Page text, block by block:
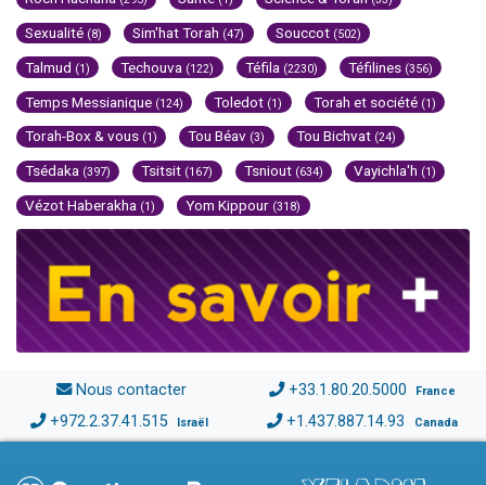
Sexualité (8) Sim'hat Torah (47) Souccot (502)
Talmud (1) Techouva (122) Téfila (2230) Téfilines (356)
Temps Messianique (124) Toledot (1) Torah et société (1)
Torah-Box & vous (1) Tou Béav (3) Tou Bichvat (24)
Tsédaka (397) Tsitsit (167) Tsniout (634) Vayichla'h (1)
Vézot Haberakha (1) Yom Kippour (318)
Nous contacter +33.1.80.20.5000 France
+972.2.37.41.515 Israël +1.437.887.14.93 Canada